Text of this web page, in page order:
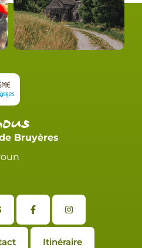
Bruyères
Itinéraire